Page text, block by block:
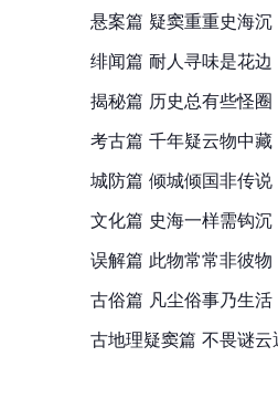
悬案篇 疑窦重重史海沉
绯闻篇 耐人寻味是花边
揭秘篇 历史总有些怪圈
考古篇 千年疑云物中藏
城防篇 倾城倾国非传说
文化篇 史海一样需钩沉
误解篇 此物常常非彼物
古俗篇 凡尘俗事乃生活
古地理疑窦篇 不畏谜云